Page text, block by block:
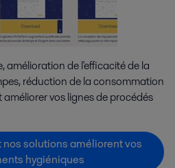
amélioration de l'efficacité de la
réduction de la consommation
vos lignes de procédés
solutions améliorent vos
hygiéniques